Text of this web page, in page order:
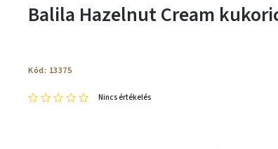
Balila Hazelnut Cream
Kód: 13375
Nincs értékelés